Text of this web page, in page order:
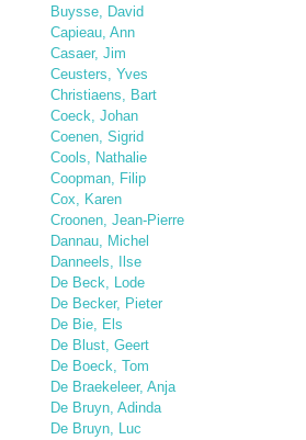
Buysse, David
Capieau, Ann
Casaer, Jim
Ceusters, Yves
Christiaens, Bart
Coeck, Johan
Coenen, Sigrid
Cools, Nathalie
Coopman, Filip
Cox, Karen
Croonen, Jean-Pierre
Dannau, Michel
Danneels, Ilse
De Beck, Lode
De Becker, Pieter
De Bie, Els
De Blust, Geert
De Boeck, Tom
De Braekeleer, Anja
De Bruyn, Adinda
De Bruyn, Luc